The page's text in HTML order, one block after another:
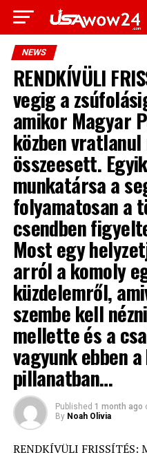
NEWS
RENDKÍVÜLI
vegig a
amikor Magyar
közben
összeesett.
munkatársa a
folyamatosan a
csendben
Most egy
arról a komoly
küzdelemről,
szembe kell
mellette és a
vagyunk ebben
pillanatban…
Published 1 month ago
By Noah Olivia
RENDKÍVÜLI